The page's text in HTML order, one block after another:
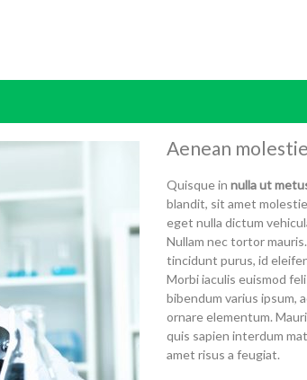
Aenean
Quisque in nulla ut
blandit, sit amet
eget nulla dictum
Nullam nec tortor
tincidunt purus, id
Morbi iaculis euismod
bibendum varius ipsum,
ornare elementum.
quis sapien interdum
amet risus a feugiat.